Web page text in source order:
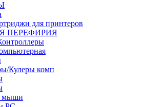
для принтеров
ПЕРЕФИРИЯ
Кулеры комп
мыши